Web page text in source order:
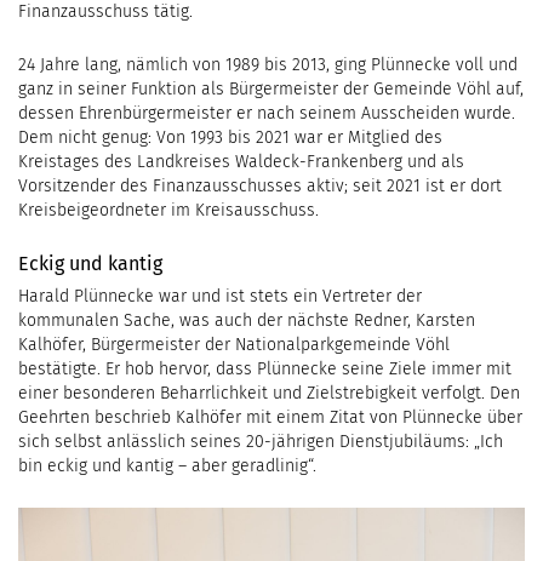
Finanzausschuss tätig.
24 Jahre lang, nämlich von 1989 bis 2013, ging Plünnecke voll und
ganz in seiner Funktion als Bürgermeister der Gemeinde Vöhl auf,
dessen Ehrenbürgermeister er nach seinem Ausscheiden wurde.
Dem nicht genug: Von 1993 bis 2021 war er Mitglied des
Kreistages des Landkreises Waldeck-Frankenberg und als
Vorsitzender des Finanzausschusses aktiv; seit 2021 ist er dort
Kreisbeigeordneter im Kreisausschuss.
Eckig und kantig
Harald Plünnecke war und ist stets ein Vertreter der
kommunalen Sache, was auch der nächste Redner, Karsten
Kalhöfer, Bürgermeister der Nationalparkgemeinde Vöhl
bestätigte. Er hob hervor, dass Plünnecke seine Ziele immer mit
einer besonderen Beharrlichkeit und Zielstrebigkeit verfolgt. Den
Geehrten beschrieb Kalhöfer mit einem Zitat von Plünnecke über
sich selbst anlässlich seines 20-jährigen Dienstjubiläums: „Ich
bin eckig und kantig – aber geradlinig“.